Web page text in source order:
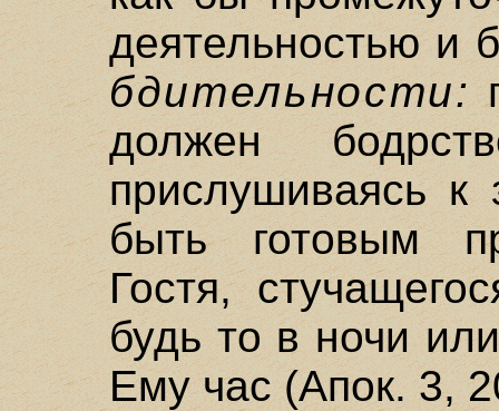
деятельностью и
бдительности:
должен
прислушиваясь к
быть готовым
Гостя,
будь то в ночи
Ему час (Апок. 3,